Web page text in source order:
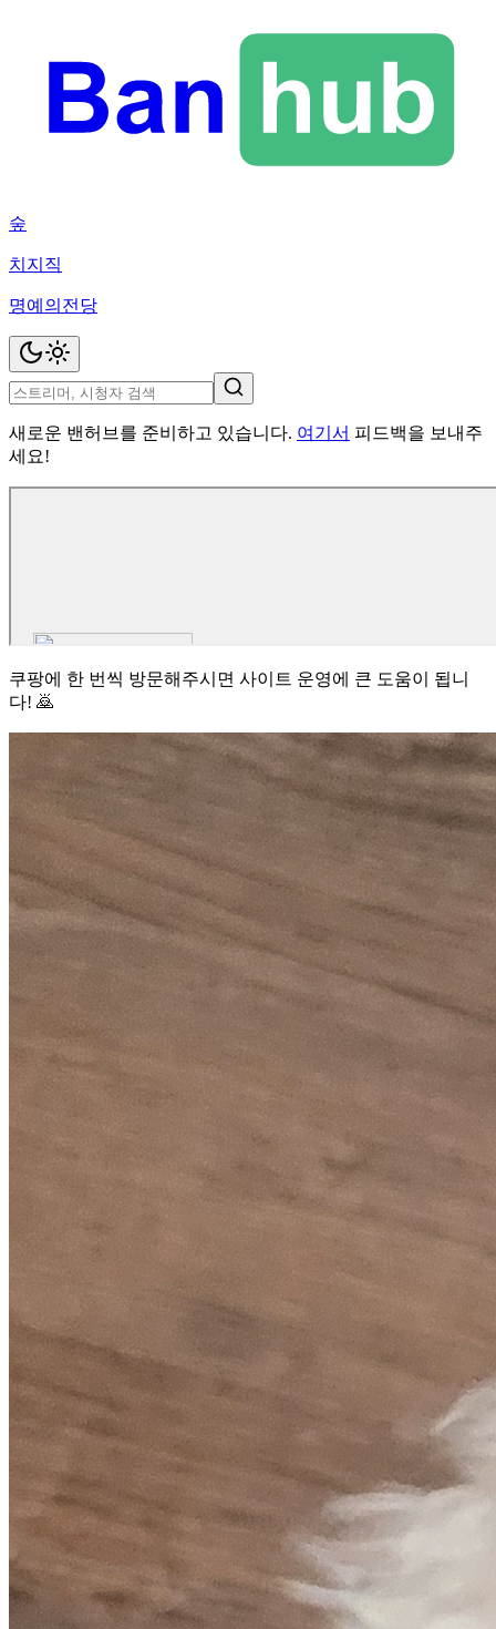
숲
치지직
명예의전당
새로운 밴허브를 준비하고 있습니다. 여기서 피드백을 보내주
세요!
쿠팡에 한 번씩 방문해주시면 사이트 운영에 큰 도움이 됩니
다! 🙇